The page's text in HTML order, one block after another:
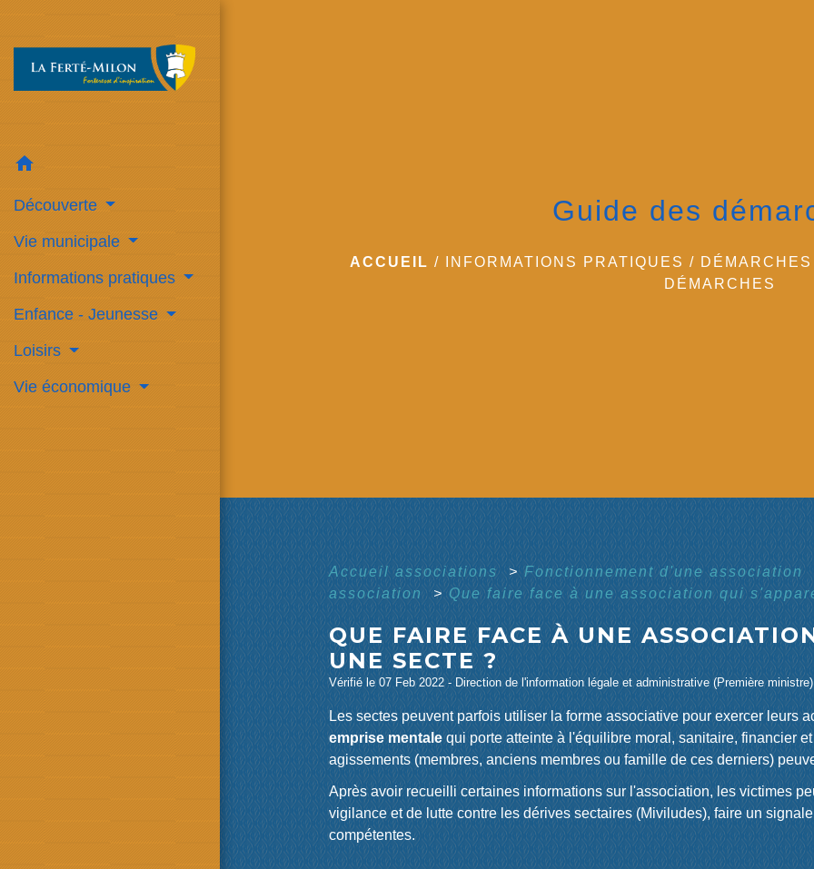
home
Découverte
Vie municipale
Informations pratiques
Enfance - Jeunesse
Loisirs
Vie économique
Guide des
ACCUEIL / INFORMATIONS PRATIQUES /
DÉMARCHES
Accueil associations > Fonctionnement d'une association
association > Que faire face à une association qui
QUE FAIRE FACE À UNE
UNE SECTE ?
Vérifié le 07 Feb 2022 - Direction de l'information légale et administrative (Première ministre)
Les sectes peuvent parfois utiliser la forme associative pour exercer leurs
emprise mentalequi porte atteinte à l'équilibre moral, sanitaire, financier
agissements (membres, anciens membres ou famille de ces derniers)
Après avoir recueilli certaines informations sur l'association, les victimes
vigilance et de lutte contre les dérives sectaires (Miviludes), faire un
compétentes.